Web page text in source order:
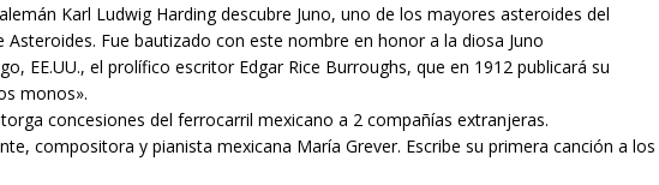
Karl Ludwig Harding descubre Juno, uno de los mayores asteroides del
Asteroides. Fue bautizado con este nombre en honor a la diosa Juno
EE.UU., el prolífico escritor Edgar Rice Burroughs, que en 1912 publicará su
monos».
concesiones del ferrocarril mexicano a 2 compañías extranjeras.
compositora y pianista mexicana María Grever. Escribe su primera canción a los